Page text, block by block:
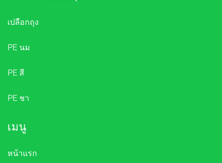
เปลือกถุง
PE นม
PE สี
PE ชา
เมนู
หน้าแรก